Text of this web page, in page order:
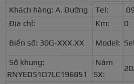
Khách hàng: A. Dưỡng
Tel:
Địa chỉ:
Km: 0
Biển số: 30G-XXX.XX Model:
Số khung:
RNYED51D7LC196851
Năm
SX: